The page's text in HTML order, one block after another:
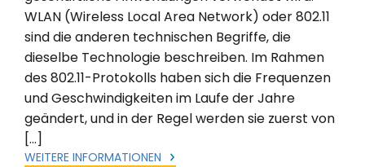
WLAN (Wireless Local Area Network) oder 802.11
sind die anderen technischen Begriffe, die
dieselbe Technologie beschreiben. Im Rahmen
des 802.11-Protokolls haben sich die Frequenzen
und Geschwindigkeiten im Laufe der Jahre
geändert, und in der Regel werden sie zuerst von
[…]
WEITERE INFORMATIONEN